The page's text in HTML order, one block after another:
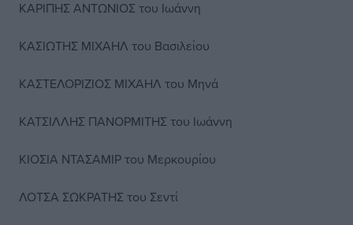
ΚΑΡΙΠΗΣ ΑΝΤΩΝΙΟΣ του Ιωάννη
ΚΑΣΙΩΤΗΣ ΜΙΧΑΗΛ του Βασιλείου
ΚΑΣΤΕΛΟΡΙΖΙΟΣ ΜΙΧΑΗΛ του Μηνά
ΚΑΤΣΙΛΛΗΣ ΠΑΝΟΡΜΙΤΗΣ του Ιωάννη
ΚΙΟΣΙΑ ΝΤΑΣΑΜΙΡ του Μερκουρίου
ΛΟΤΣΑ ΣΩΚΡΑΤΗΣ του Σεντί